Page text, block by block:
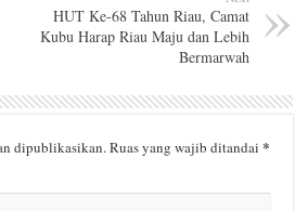
HUT Ke-68 Tahun Riau, Camat
Kubu Harap Riau Maju dan Lebih
Bermarwah
dipublikasikan.Ruas yang wajib ditandai*